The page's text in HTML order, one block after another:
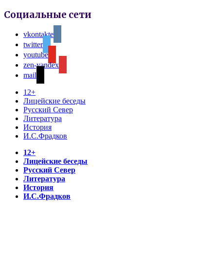
Социальные сети
vkontakte
twitter
youtube
zen-yandex
mail
12+
Лицейские беседы
Русский Север
Литература
История
И.С.Фрадков
12+
Лицейские беседы
Русский Север
Литература
История
И.С.Фрадков